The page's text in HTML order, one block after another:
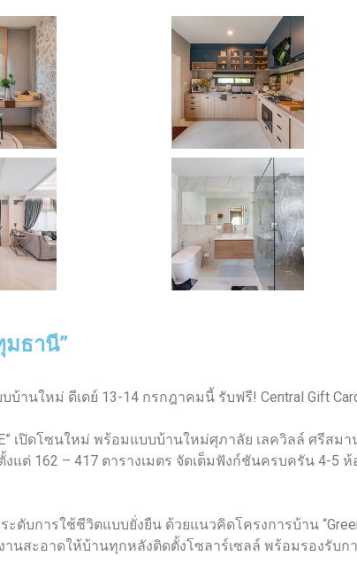
ธานี”
านใหม่ ดีเดย์ 13-14 กรกฎาคมนี้ รับฟรี! Central Gift
เปิดโซนใหม่ พร้อมแบบบ้านใหม่ศุภาลัย เลควิลล์ ศรีส
แต่ 162 – 417 ตารางเมตร จัดเต็มฟังก์ชันครบครัน 4-5
บการใช้ชีวิตแบบยั่งยืน ด้วยแนวคิดโครงการบ้าน
สะอาดให้บ้านทุกหลังติดตั้งโซลาร์เซลล์ พร้อมรองรับกา